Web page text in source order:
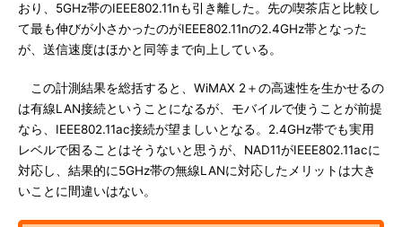
おり、5GHz帯のIEEE802.11nも引き離した。先の喫茶店と比較し
て最も伸びが小さかったのがIEEE802.11nの2.4GHz帯となった
が、送信速度はほかと同等まで向上している。
この計測結果を総括すると、WiMAX 2＋の高速性を生かせるの
は有線LAN接続ということになるが、モバイルで使うことが前提
なら、IEEE802.11ac接続が望ましいとなる。2.4GHz帯でも実用
レベルで困ることはそうないと思うが、NAD11がIEEE802.11acに
対応し、結果的に5GHz帯の無線LANに対応したメリットは大き
いことに間違いはない。